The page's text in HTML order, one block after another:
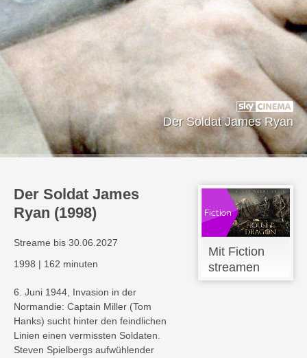
Der Soldat James Ryan
Der Soldat James
Ryan (1998)
Streame bis 30.06.2027
1998 | 162 minuten
6. Juni 1944, Invasion in der
Normandie: Captain Miller (Tom
Hanks) sucht hinter den feindlichen
Linien einen vermissten Soldaten.
Steven Spielbergs aufwühlender
Mit Fiction
streamen